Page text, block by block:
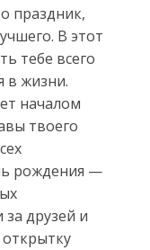
праздник,
В этот
тебе всего
в жизни.
началом
твоего
рождения —
за друзей и
открытку